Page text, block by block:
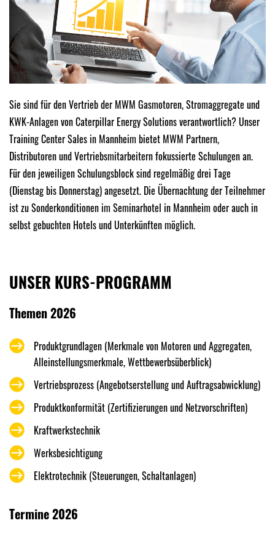
Sie sind für den Vertrieb der MWM Gasmotoren, Stromaggregate und
KWK-Anlagen von Caterpillar Energy Solutions verantwortlich? Unser
Training Center Sales in Mannheim bietet MWM Partnern,
Distributoren und Vertriebsmitarbeitern fokussierte Schulungen an.
Für den jeweiligen Schulungsblock sind regelmäßig drei Tage
(Dienstag bis Donnerstag) angesetzt. Die Übernachtung der Teilnehmer
ist zu Sonderkonditionen im Seminarhotel in Mannheim oder auch in
selbst gebuchten Hotels und Unterkünften möglich.
UNSER KURS-PROGRAMM
Themen 2026
Produktgrundlagen (Merkmale von Motoren und Aggregaten,
Alleinstellungsmerkmale, Wettbewerbsüberblick)
Vertriebsprozess (Angebotserstellung und Auftragsabwicklung)
Produktkonformität (Zertifizierungen und Netzvorschriften)
Kraftwerkstechnik
Werksbesichtigung
Elektrotechnik (Steuerungen, Schaltanlagen)
Termine 2026